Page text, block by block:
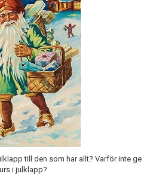
till den som har allt? Varför inte ge
i julklapp?